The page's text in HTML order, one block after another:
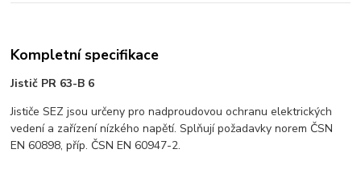
Kompletní specifikace
Jistič PR 63-B 6
Jističe SEZ jsou určeny pro nadproudovou ochranu elektrických
vedení a zařízení nízkého napětí. Splňují požadavky norem ČSN
EN 60898, příp. ČSN EN 60947-2.